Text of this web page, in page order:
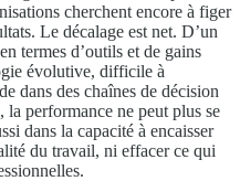
cherchent encore à figer
Le décalage est net. D’un
termes d’outils et de gains
évolutive, difficile à
dans des chaînes de décision
la performance ne peut plus se
dans la capacité à encaisser
du travail, ni effacer ce qui